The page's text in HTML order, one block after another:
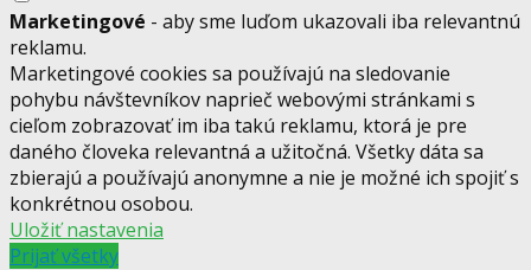
Marketingové - aby sme luďom ukazovali iba relevantnú
reklamu.
Marketingové cookies sa používajú na sledovanie
pohybu návštevníkov naprieč webovými stránkami s
cieľom zobrazovať im iba takú reklamu, ktorá je pre
daného človeka relevantná a užitočná. Všetky dáta sa
zbierajú a používajú anonymne a nie je možné ich spojiť s
konkrétnou osobou.
Uložiť nastavenia
Prijať všetky